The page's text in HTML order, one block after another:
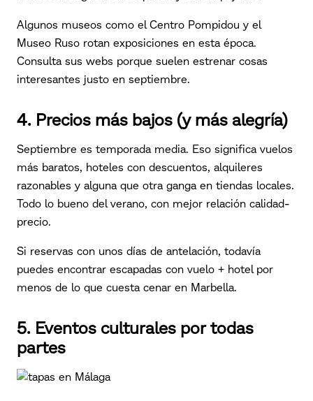
Algunos museos como el Centro Pompidou y el
Museo Ruso rotan exposiciones en esta época.
Consulta sus webs porque suelen estrenar cosas
interesantes justo en septiembre.
4. Precios más bajos (y más alegría)
Septiembre es temporada media. Eso significa vuelos
más baratos, hoteles con descuentos, alquileres
razonables y alguna que otra ganga en tiendas locales.
Todo lo bueno del verano, con mejor relación calidad-
precio.
Si reservas con unos días de antelación, todavía
puedes encontrar escapadas con vuelo + hotel por
menos de lo que cuesta cenar en Marbella.
5. Eventos culturales por todas
partes